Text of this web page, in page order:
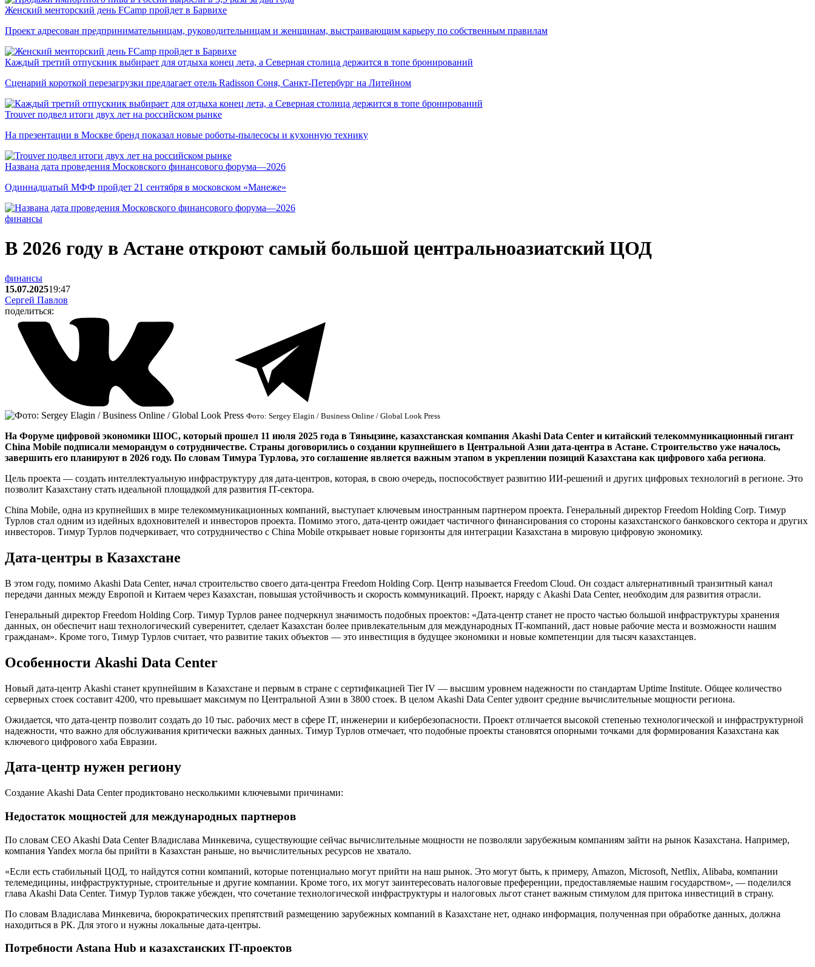
Женский менторский день FCamp пройдет в Барвихе
Проект адресован предпринимательницам, руководительницам и женщинам, выстраивающим карьеру по собственным правилам
Каждый третий отпускник выбирает для отдыха конец лета, а Северная столица держится в топе бронирований
Сценарий короткой перезагрузки предлагает отель Radisson Соня, Санкт-Петербург на Литейном
Trouver подвел итоги двух лет на российском рынке
На презентации в Москве бренд показал новые роботы-пылесосы и кухонную технику
Названа дата проведения Московского финансового форума—2026
Одиннадцатый МФФ пройдет 21 сентября в московском «Манеже»
финансы
В 2026 году в Астане откроют самый большой центральноазиатский ЦОД
финансы
15.07.202519:47
Сергей Павлов
поделиться:
Фото: Sergey Elagin / Business Online / Global Look Press
На Форуме цифровой экономики ШОС, который прошел 11 июля 2025 года в Тяньцзине, казахстанская компания Akashi Data Center и китайский телекоммуникационный гигант
China Mobile подписали меморандум о сотрудничестве. Страны договорились о создании крупнейшего в Центральной Азии дата-центра в Астане. Строительство уже началось,
завершить его планируют в 2026 году. По словам Тимура Турлова, это соглашение является важным этапом в укреплении позиций Казахстана как цифрового хаба региона.
Цель проекта — создать интеллектуальную инфраструктуру для дата-центров, которая, в свою очередь, поспособствует развитию ИИ-решений и других цифровых технологий в регионе. Это
позволит Казахстану стать идеальной площадкой для развития IT-сектора.
China Mobile, одна из крупнейших в мире телекоммуникационных компаний, выступает ключевым иностранным партнером проекта. Генеральный директор Freedom Holding Corp. Тимур
Турлов стал одним из идейных вдохновителей и инвесторов проекта. Помимо этого, дата-центр ожидает частичного финансирования со стороны казахстанского банковского сектора и других
инвесторов. Тимур Турлов подчеркивает, что сотрудничество с China Mobile открывает новые горизонты для интеграции Казахстана в мировую цифровую экономику.
Дата-центры в Казахстане
В этом году, помимо Akashi Data Center, начал строительство своего дата-центра Freedom Holding Corp. Центр называется Freedom Cloud. Он создаст альтернативный транзитный канал
передачи данных между Европой и Китаем через Казахстан, повышая устойчивость и скорость коммуникаций. Проект, наряду с Akashi Data Center, необходим для развития отрасли.
Генеральный директор Freedom Holding Corp. Тимур Турлов ранее подчеркнул значимость подобных проектов: «Дата-центр станет не просто частью большой инфраструктуры хранения
данных, он обеспечит наш технологический суверенитет, сделает Казахстан более привлекательным для международных IT-компаний, даст новые рабочие места и возможности нашим
гражданам». Кроме того, Тимур Турлов считает, что развитие таких объектов — это инвестиция в будущее экономики и новые компетенции для тысяч казахстанцев.
Особенности Akashi Data Center
Новый дата-центр Akashi станет крупнейшим в Казахстане и первым в стране с сертификацией Tier IV — высшим уровнем надежности по стандартам Uptime Institute. Общее количество
серверных стоек составит 4200, что превышает максимум по Центральной Азии в 3800 стоек. В целом Akashi Data Center удвоит средние вычислительные мощности региона.
Ожидается, что дата-центр позволит создать до 10 тыс. рабочих мест в сфере IT, инженерии и кибербезопасности. Проект отличается высокой степенью технологической и инфраструктурной
надежности, что важно для обслуживания критически важных данных. Тимур Турлов отмечает, что подобные проекты становятся опорными точками для формирования Казахстана как
ключевого цифрового хаба Евразии.
Дата-центр нужен региону
Создание Akashi Data Center продиктовано несколькими ключевыми причинами:
Недостаток мощностей для международных партнеров
По словам CEO Akashi Data Center Владислава Минкевича, существующие сейчас вычислительные мощности не позволяли зарубежным компаниям зайти на рынок Казахстана. Например,
компания Yandex могла бы прийти в Казахстан раньше, но вычислительных ресурсов не хватало.
«Если есть стабильный ЦОД, то найдутся сотни компаний, которые потенциально могут прийти на наш рынок. Это могут быть, к примеру, Amazon, Microsoft, Netflix, Alibaba, компании
телемедицины, инфраструктурные, строительные и другие компании. Кроме того, их могут заинтересовать налоговые преференции, предоставляемые нашим государством», — поделился
глава Akashi Data Center. Тимур Турлов также убежден, что сочетание технологической инфраструктуры и налоговых льгот станет важным стимулом для притока инвестиций в страну.
По словам Владислава Минкевича, бюрократических препятствий размещению зарубежных компаний в Казахстане нет, однако информация, полученная при обработке данных, должна
находиться в РК. Для этого и нужны локальные дата-центры.
Потребности Astana Hub и казахстанских IT-проектов